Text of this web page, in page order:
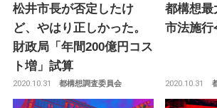
松井市長が否定したけ
ど、やはり正しかった。
財政局「年間200億円コス
ト増」試算
都構想調査委員会
2020.10.31
都構想最
市法施行
2020.10.31